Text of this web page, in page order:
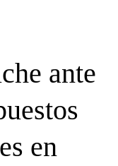
ante
en